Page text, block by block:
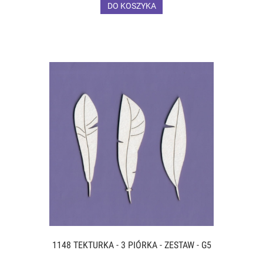
DO KOSZYKA
1148 TEKTURKA - 3 PIÓRKA - ZESTAW - G5